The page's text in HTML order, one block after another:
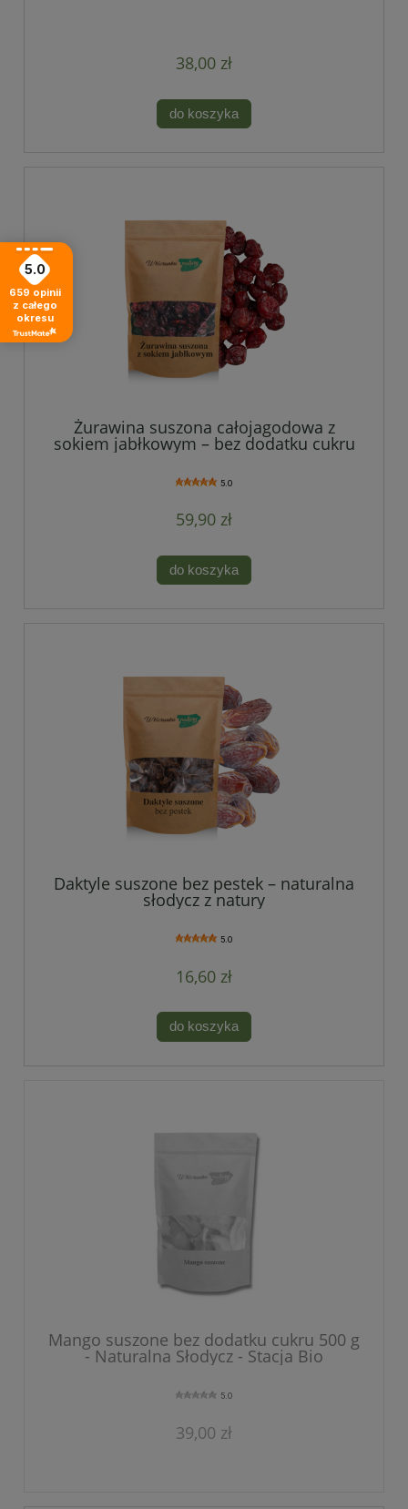
38,00 zł
do koszyka
Żurawina suszona całojagodowa z
sokiem jabłkowym – bez dodatku cukru
5.0
59,90 zł
do koszyka
Daktyle suszone bez pestek – naturalna
słodycz z natury
5.0
16,60 zł
do koszyka
Mango suszone bez dodatku cukru 500 g
- Naturalna Słodycz - Stacja Bio
5.0
39,00 zł
5.0
659 opinii
z całego
okresu